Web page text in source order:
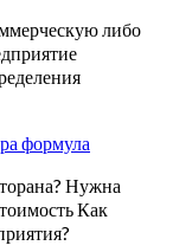
либо
формула
Нужна
Как